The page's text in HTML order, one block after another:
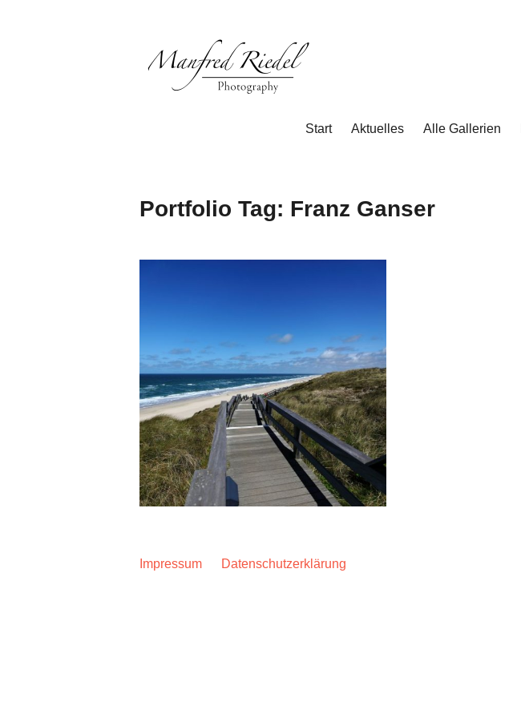
springen
Start Aktuelles Alle Gallerien
Portfolio Tag: Franz Ganser
Impressum Datenschutzerklärung